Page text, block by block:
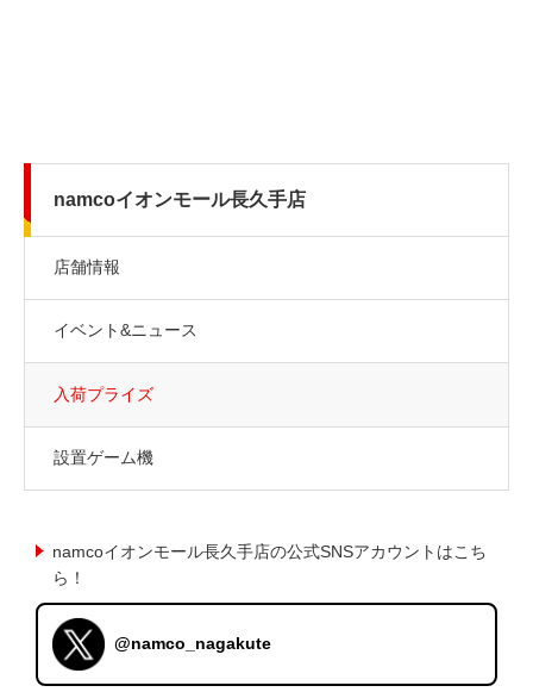
namcoイオンモール長久手店
店舗情報
イベント&ニュース
入荷プライズ
設置ゲーム機
namcoイオンモール長久手店の公式SNSアカウントはこち
ら！
@namco_nagakute